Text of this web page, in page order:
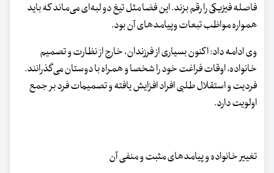
فاصله فیزیکی را رقم بزند. این فضا مثل تیغ دو لبه‌ای می‌ماند که باید
همواره مواظب تبعات وپیامدهای آن بود.
وی ادامه داد: اکنون بسیاری از فرزندان، خارج از نظارت و تصمیم
خانواده، اوقات فراغت خود را شخصا و همراه با دوستان می‌گذرانند.
فردیت و استقلال طلبی افراد افزایش یافته و تصمیمات فرد بر جمع
اولویت دارد.
تغییر خانواده و پیامدهای مثبت و منفی‌ آن